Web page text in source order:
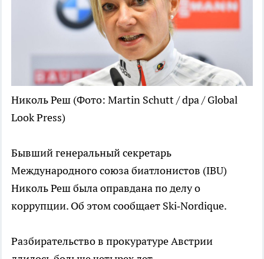
Николь Реш (Фото: Martin Schutt / dpa / Global
Look Press)
Бывший генеральный секретарь
Международного союза биатлонистов (IBU)
Николь Реш была оправдана по делу о
коррупции. Об этом сообщает Ski‑Nordique.
Разбирательство в прокуратуре Австрии